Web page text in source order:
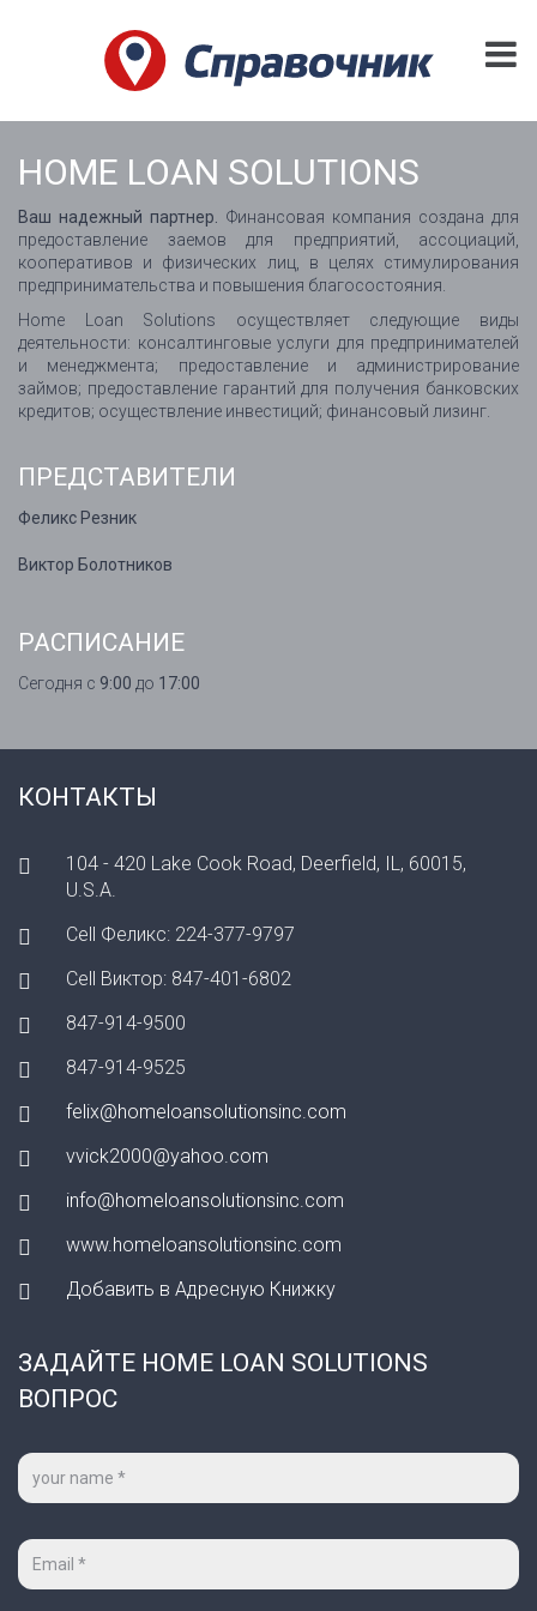
HOME LOAN SOLUTIONS
Ваш надежный партнер.
Финансовая компания создана для
предоставление заемов для предприятий, ассоциаций,
кооперативов и физических лиц, в целях стимулирования
предпринимательства и повышения благосостояния.
Home Loan Solutions осуществляет следующие виды
деятельности: консалтинговые услуги для предпринимателей
и менеджмента; предоставление и администрирование
займов; предоставление гарантий для получения банковских
кредитов; осуществление инвестиций; финансовый лизинг.
ПРЕДСТАВИТЕЛИ
Феликс Резник
Виктор Болотников
РАСПИСАНИЕ
Сегодня с 9:00 до 17:00
КОНТАКТЫ
104 - 420 Lake Cook Road, Deerfield, IL, 60015,
U.S.A.
Cell Феликс: 224-377-9797
Cell Виктор: 847-401-6802
847-914-9500
847-914-9525
felix@homeloansolutionsinc.com
vvick2000@yahoo.com
info@homeloansolutionsinc.com
www.homeloansolutionsinc.com
Добавить в Адресную Книжку
ЗАДАЙТЕ HOME LOAN SOLUTIONS
ВОПРОС
Ваше
имя
Ваш
mail